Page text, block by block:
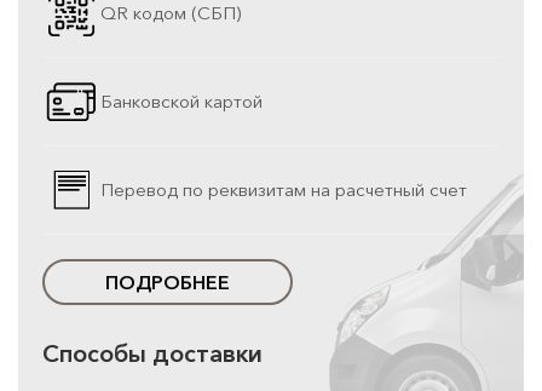
QR кодом (СБП)
Банковской картой
Перевод по реквизитам на расчетный счет
ПОДРОБНЕЕ
Способы доставки